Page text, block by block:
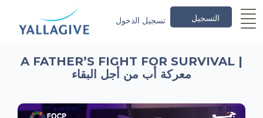
التسجيل تسجيل الدخول
A FATHER’S FIGHT FOR SURVIVAL |
معركة أب من أجل البقاء